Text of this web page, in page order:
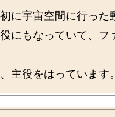
に宇宙空間に行った
にもなっていて、フ